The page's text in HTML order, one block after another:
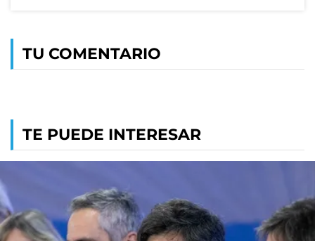
TU COMENTARIO
TE PUEDE INTERESAR